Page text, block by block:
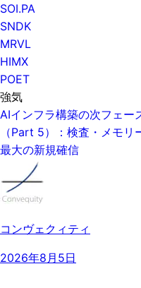
SOI.PA
SNDK
MRVL
HIMX
POET
強気
AIインフラ構築の次フェー
（Part 5）：検査・メモ
最大の新規確信
コンヴェクィティ
2026年8月5日